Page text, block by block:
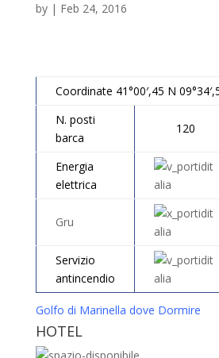
by | Feb 24, 2016
Coordinate 41°00′,45 N
N. posti
barca
120
Energia
elettrica
Gru
Servizio
antincendio
Golfo di Marinella dove Dormire
HOTEL